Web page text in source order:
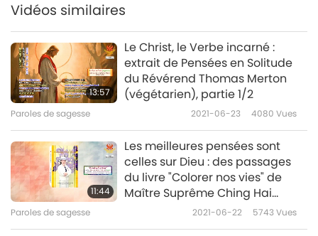
Vidéos similaires
13:57
Le Christ, le Verbe incarné :
extrait de Pensées en Solitude
du Révérend Thomas Merton
(végétarien), partie 1/2
Paroles de sagesse 2021-06-23 4080 Vues
11:44
Les meilleures pensées sont
celles sur Dieu : des passages
du livre "Colorer nos vies" de
Maître Suprême Ching Hai
Paroles de sagesse 2021-06-22 5743Vues